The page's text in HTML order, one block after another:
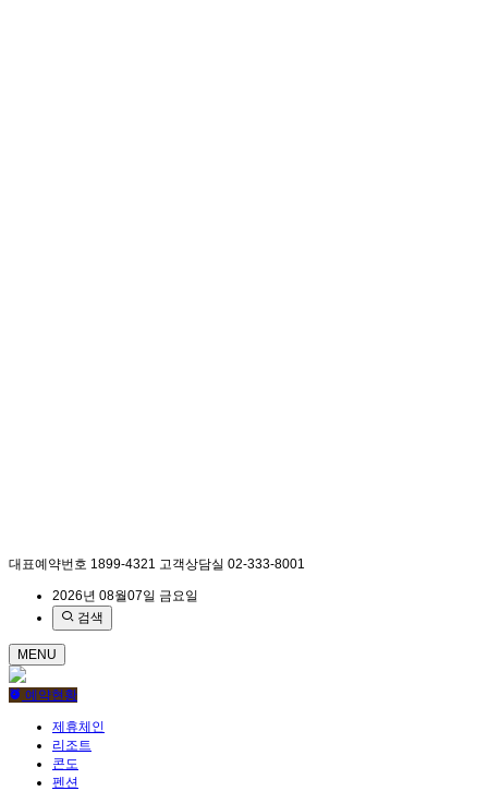
대표예약번호 1899-4321 고객상담실 02-333-8001
2026년 08월07일 금요일
검색
MENU
예약현황
제휴체인
리조트
콘도
펜션